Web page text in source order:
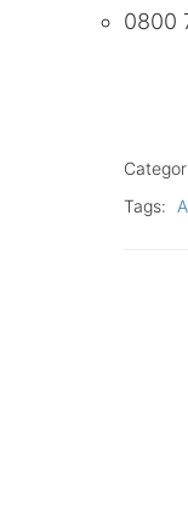
0800
Tags: